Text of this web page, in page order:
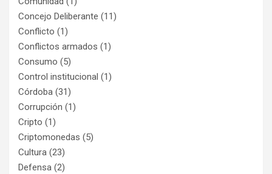
Concejo Deliberante (11)
Conflicto (1)
Conflictos armados (1)
Consumo (5)
Control institucional (1)
Córdoba (31)
Corrupción (1)
Cripto (1)
Criptomonedas (5)
Cultura (23)
Defensa (2)